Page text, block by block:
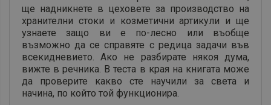
ще надникнете в цеховете за производство на
хранителни стоки и козметични артикули и ще
узнаете защо ви е по-лесно или въобще
възможно да се справяте с редица задачи във
всекидневието. Ако не разбирате някоя дума,
вижте в речника. В теста в края на книгата може
да проверите какво сте научили за света и
начина, по който той функционира.